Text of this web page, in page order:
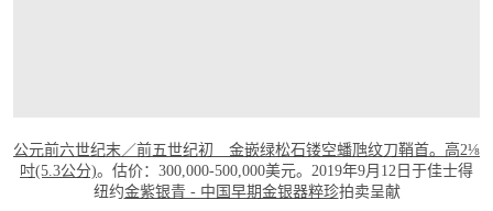
公元前六世纪末／前五世纪初 金嵌绿松石镂空蟠虺纹刀鞘首。高2⅛
吋(5.3公分)。估价：300,000-500,000美元。2019年9月12日于佳士得
纽约金紫银青 - 中国早期金银器粹珍拍卖呈献